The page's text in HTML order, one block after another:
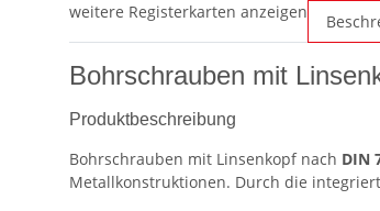
weitere Registerkarten anzeigen
Bohrschrauben mit
Produktbeschreibung
Bohrschrauben mit Linsenkopf nach DIN
Metallkonstruktionen. Durch die